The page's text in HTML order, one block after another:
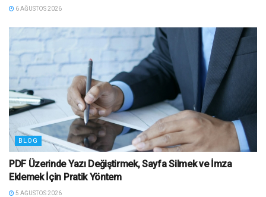
6 AĞUSTOS 2026
BLOG
PDF Üzerinde Yazı Değiştirmek, Sayfa Silmek ve İmza
Eklemek İçin Pratik Yöntem
5 AĞUSTOS 2026